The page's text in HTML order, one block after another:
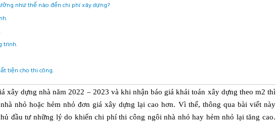
như thế nào đến chi phí xây dựng?
trình.
tiện cho thi công.
xây dựng nhà năm 2022 – 2023 và khi nhận báo giá khái toán xây dựng theo m2 thì
nhỏ hoặc hẻm nhỏ đơn giá xây dựng lại cao hơn. Vì thế, thông qua bài viết này
đầu tư những lý do khiến chi phí thi công ngôi nhà nhỏ hay hẻm nhỏ lại tăng cao.